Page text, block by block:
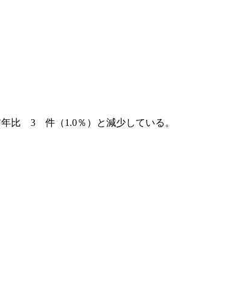
比 3 件（1.0％）と減少している。